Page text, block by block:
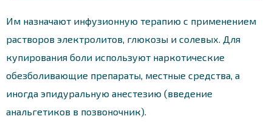
Им назначают инфузионную терапию с применением
растворов электролитов, глюкозы и солевых. Для
купирования боли используют наркотические
обезболивающие препараты, местные средства, а
иногда эпидуральную анестезию (введение
анальгетиков в позвоночник).